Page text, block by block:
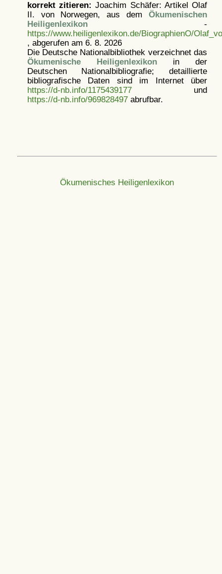
korrekt zitieren: Joachim Schäfer: ArtikelOlaf
II. von Norwegen, aus dem Ökumenischen
Heiligenlexikon-
https://www.heiligenlexikon.de/BiographienO/
, abgerufen am 6. 8. 2026
Die Deutsche Nationalbibliothek verzeichnet das
Ökumenische Heiligenlexikonin der
Deutschen Nationalbibliografie; detaillierte
bibliografische Daten sind im Internet über
https://d-nb.info/1175439177und
https://d-nb.info/969828497abrufbar.
Ökumenisches Heiligenlexikon